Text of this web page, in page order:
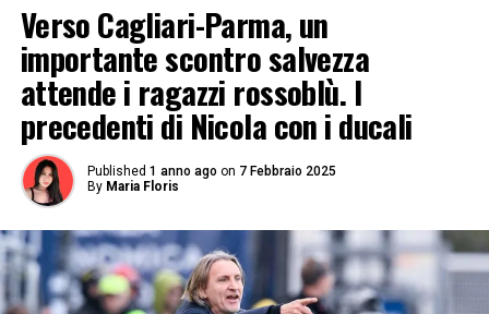
Verso Cagliari-Parma, un
importante scontro salvezza
attende i ragazzi rossoblù. I
precedenti di Nicola con i ducali
Published 1 anno ago on 7 Febbraio 2025
By Maria Floris